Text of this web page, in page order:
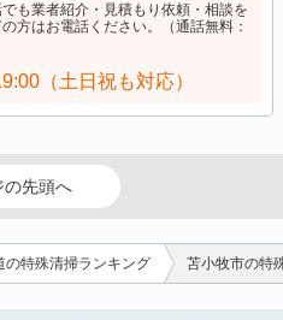
も業者紹介・見積もり依頼・相談を
方はお電話ください。（通話無料：
（土日祝も対応）
の先頭へ
の特殊清掃ランキング 苫小牧市の特